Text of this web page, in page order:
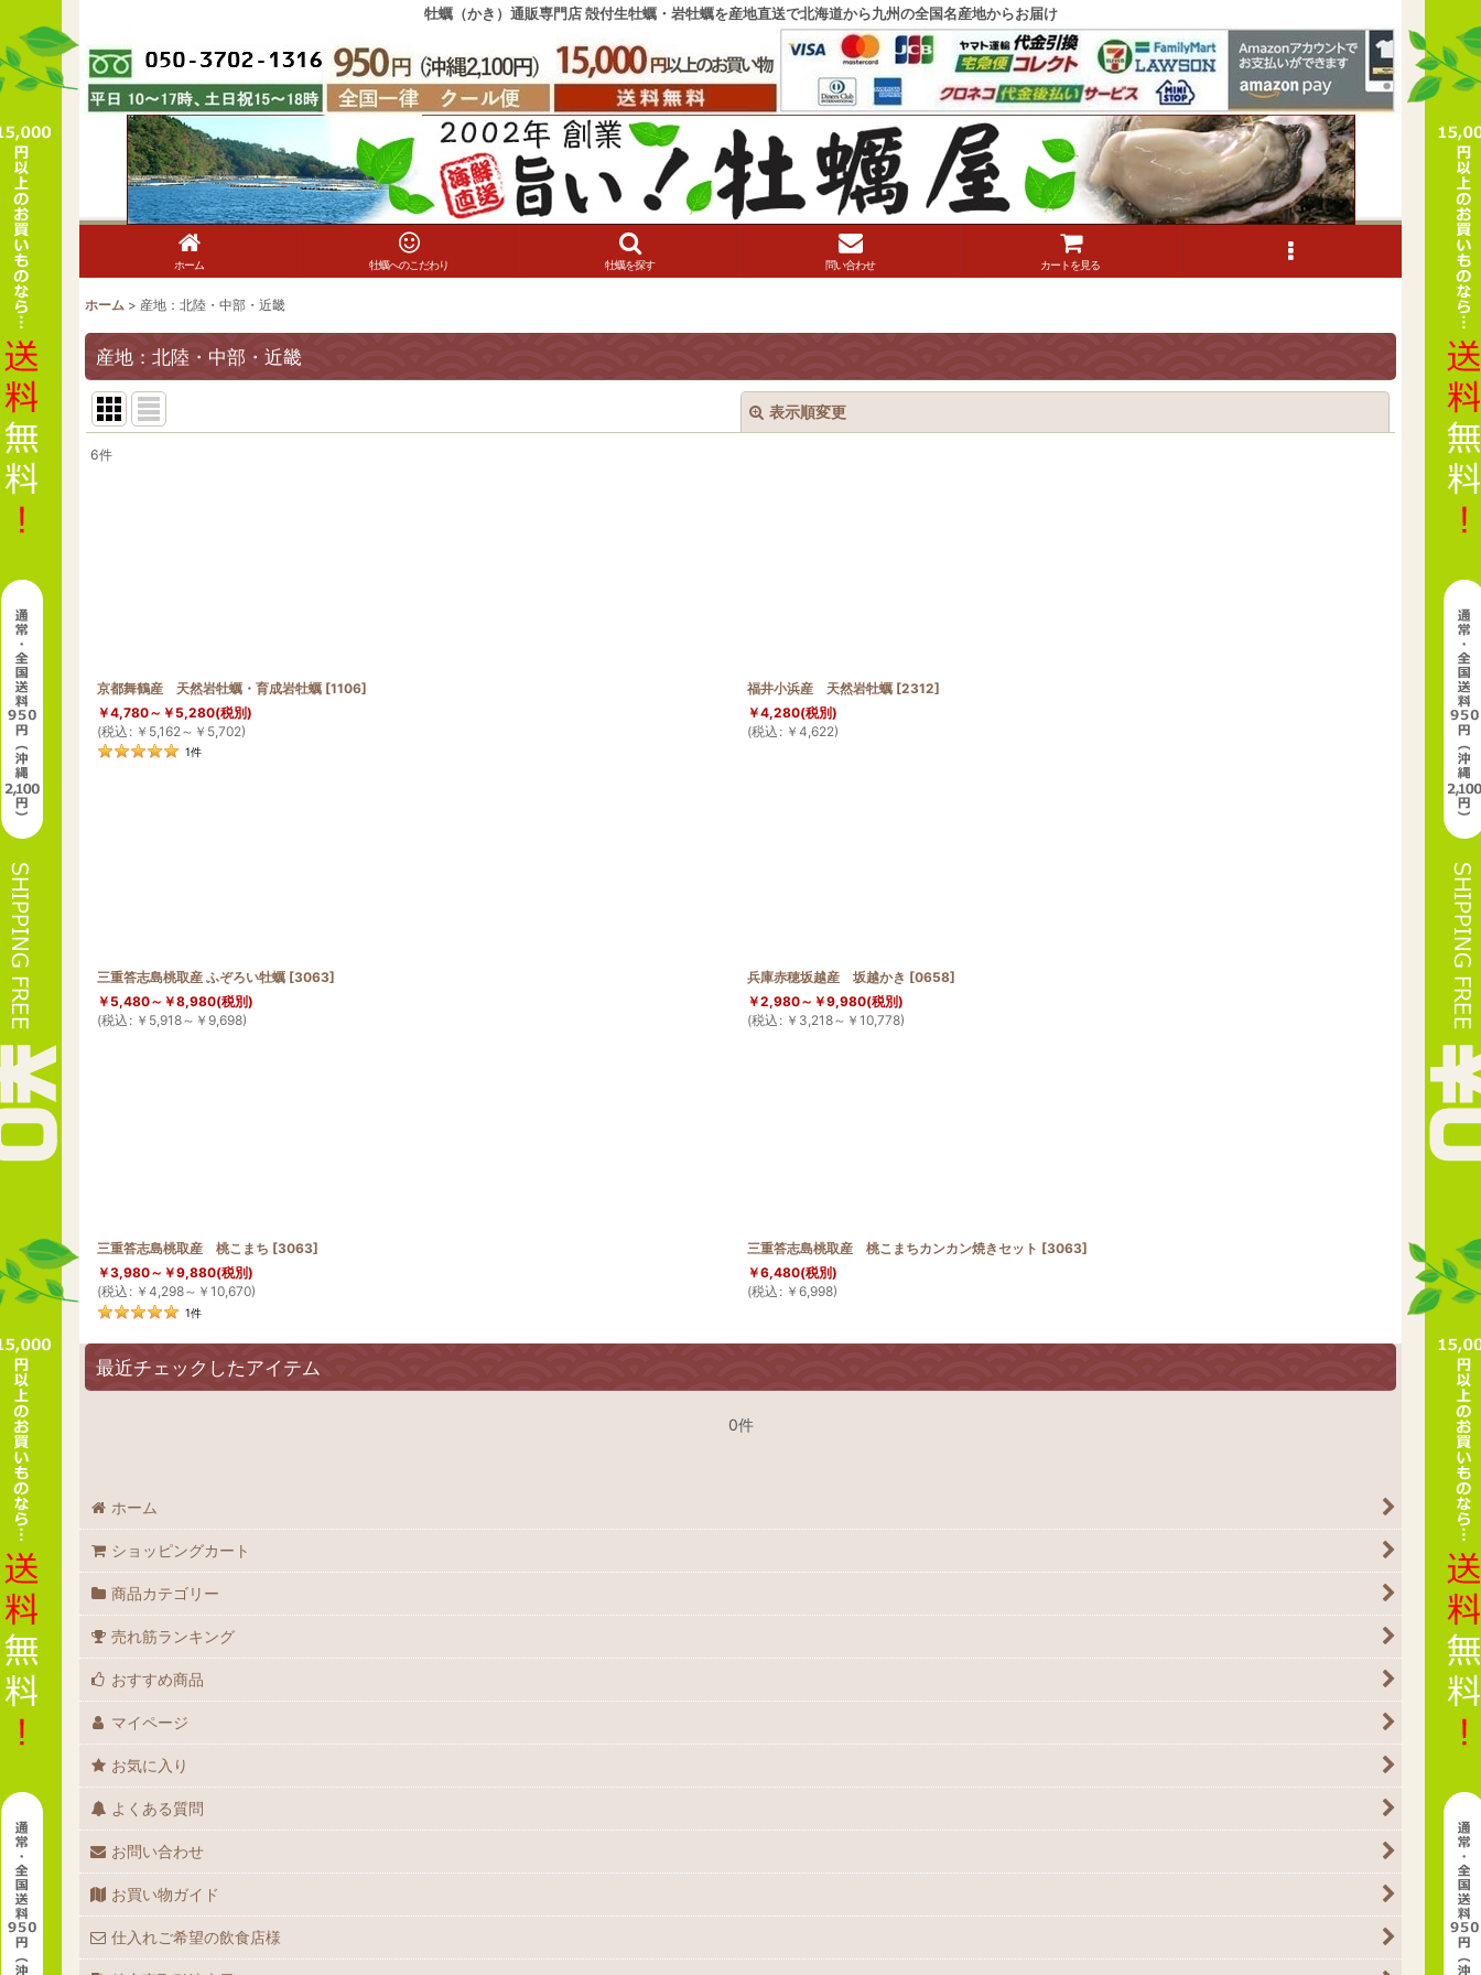
牡蠣（かき）通販専門店 殻付生牡蠣・岩牡蠣を産地直送で北海道から九州の全国名産地からお届け
ホーム 牡蠣へのこだわり 牡蠣を探す 問い合わせ カートを見る
ホーム > 産地：北陸・中部・近畿
産地：北陸・中部・近畿
表示順変更
6件
京都舞鶴産 天然岩牡蠣・育成岩牡蠣 [1106]
￥4,780～ ￥5,280(税別)
(税込 : ￥ 5,162～ ￥ 5,702)
1件
福井小浜産 天然岩牡蠣 [2312]
￥4,280(税別)
(税込 : ￥ 4,622)
三重答志島桃取産 ふぞろい牡蠣 [3063]
￥5,480～ ￥8,980(税別)
(税込 : ￥ 5,918～ ￥ 9,698)
兵庫赤穂坂越産 坂越かき [0658]
￥2,980～ ￥9,980(税別)
(税込 : ￥ 3,218～ ￥ 10,778)
三重答志島桃取産 桃こまち [3063]
￥3,980～ ￥9,880(税別)
(税込 : ￥ 4,298～ ￥ 10,670)
1件
三重答志島桃取産 桃こまちカンカン焼きセット [3063]
￥6,480(税別)
(税込 : ￥ 6,998)
最近チェックしたアイテム
0件
ホーム
ショッピングカート
商品カテゴリー
売れ筋ランキング
おすすめ商品
マイページ
お気に入り
よくある質問
お問い合わせ
お買い物ガイド
仕入れご希望の飲食店様